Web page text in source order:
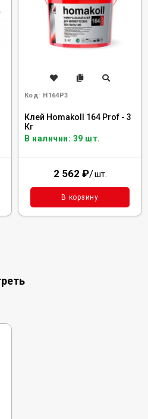
Код: H164P3
Клей Homakoll 164 Prof - 3
Кг
В наличии: 39 шт.
2 562 ₽/шт.
В корзину